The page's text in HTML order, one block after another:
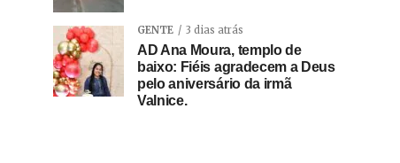
GENTE 3 dias atrás
AD Ana Moura, templo de
baixo: Fiéis agradecem a Deus
pelo aniversário da irmã
Valnice.